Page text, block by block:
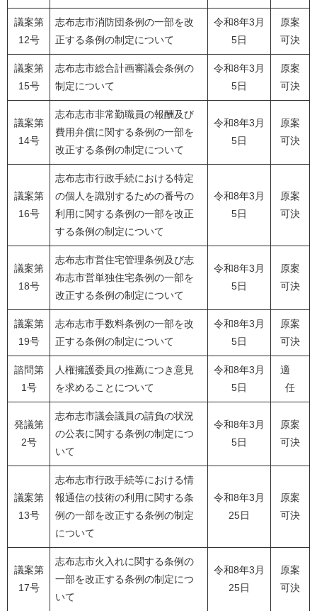
議案第
12号
志布志市消防団条例の一部を改
正する条例の制定について
令和8年3月
5日
原案
可決
議案第
15号
志布志市総合計画審議会条例の
制定について
令和8年3月
5日
原案
可決
議案第
14号
志布志市非常勤職員の報酬及び
費用弁償に関する条例の一部を
改正する条例の制定について
令和8年3月
5日
原案
可決
議案第
16号
志布志市行政手続における特定
の個人を識別するための番号の
利用に関する条例の一部を改正
する条例の制定について
令和8年3月
5日
原案
可決
議案第
18号
志布志市営住宅管理条例及び志
布志市営単独住宅条例の一部を
改正する条例の制定について
令和8年3月
5日
原案
可決
議案第
19号
志布志市手数料条例の一部を改
正する条例の制定について
令和8年3月
5日
原案
可決
諮問第
1号
人権擁護委員の推薦につき意見
を求めることについて
令和8年3月
5日
適
任
発議第
2号
志布志市議会議員の請負の状況
の公表に関する条例の制定につ
いて
令和8年3月
5日
原案
可決
議案第
13号
志布志市行政手続等における情
報通信の技術の利用に関する条
例の一部を改正する条例の制定
について
令和8年3月
25日
原案
可決
議案第
17号
志布志市火入れに関する条例の
一部を改正する条例の制定につ
いて
令和8年3月
25日
原案
可決